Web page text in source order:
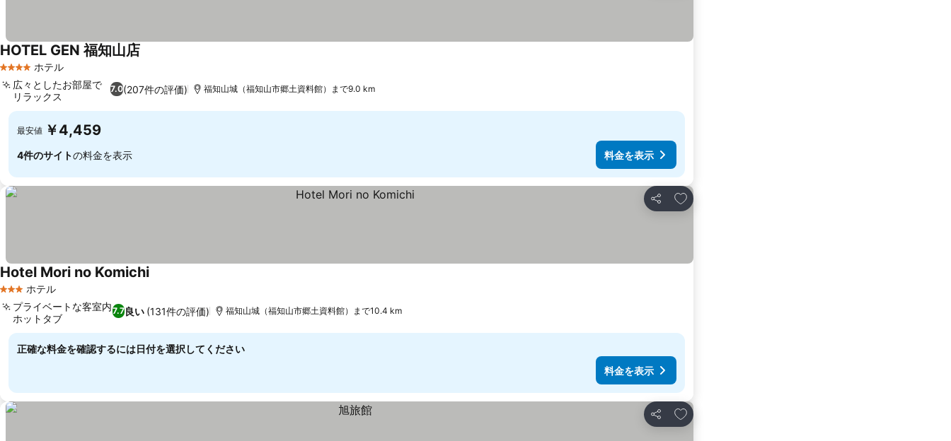
4 ホテルのランク
ホテル
HOTEL GEN 福知山店
7.0(207件の評価)
広々としたお部屋で
リラックス
福知山城（福知山市郷土資料館）まで9.0 km
最安値 ￥4,459
4件のサイトの料金を表示 料金を表示
シェア
お気に入りに追加
3 ホテルのランク
ホテル
Hotel Mori no Komichi料金を表示
7.7良い (131件の評価)
プライベートな客室内
ホットタブ
福知山城（福知山市郷土資料館）まで10.4 km
正確な料金を確認するには日付を選択してください
料金を表示
シェア
お気に入りに追加